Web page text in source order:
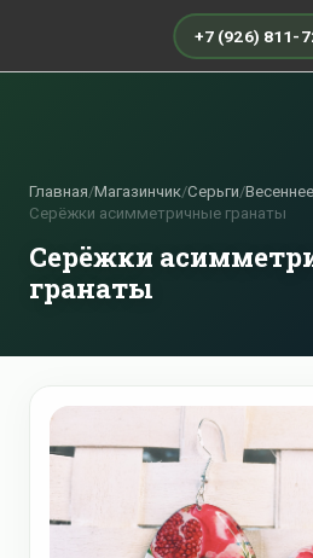
+7 (926) 811-
Главная/Магазинчик/Серьги/
Серёжки асимметричные гранаты
Серёжки
гранаты